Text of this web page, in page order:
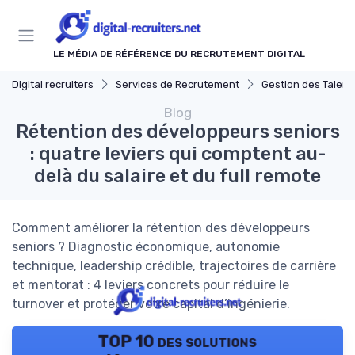
LE MÉDIA DE RÉFÉRENCE DU RECRUTEMENT DIGITAL
Digital recruiters Services de Recrutement Gestion des Talents et
Blog
Rétention des développeurs seniors
: quatre leviers qui comptent au-
delà du salaire et du full remote
Comment améliorer la rétention des développeurs
seniors ? Diagnostic économique, autonomie
technique, leadership crédible, trajectoires de carrière
et mentorat : 4 leviers concrets pour réduire le
turnover et protéger votre capital d’ingénierie.
TOP 10 des solutions
Panneau de gestion des cookies